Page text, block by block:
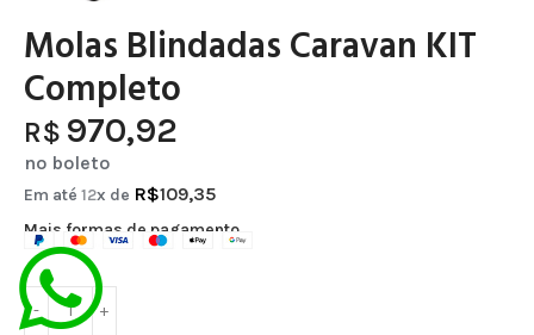
Molas Blindadas Caravan KIT
Completo
R$ 970,92
no boleto
Em até 12x de R$109,35
Mais formas de pagamento